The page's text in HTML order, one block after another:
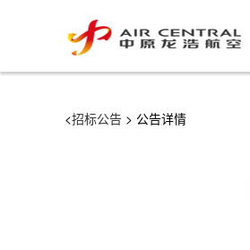
<招标公告 > 公告详情